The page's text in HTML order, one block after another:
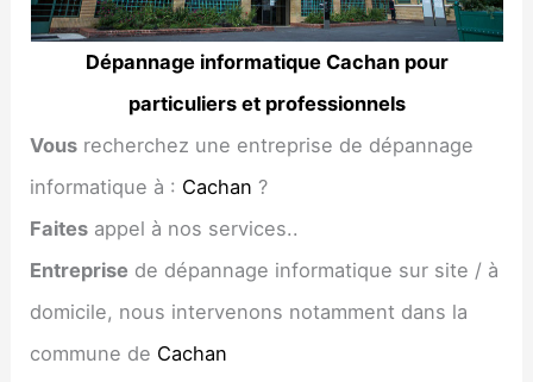
Dépannage informatique Cachan pour
particuliers et professionnels
Vous recherchez une entreprise de dépannage
informatique à : Cachan ?
Faites appel à nos services..
Entreprise de dépannage informatique sur site / à
domicile, nous intervenons notamment dans la
commune de Cachan